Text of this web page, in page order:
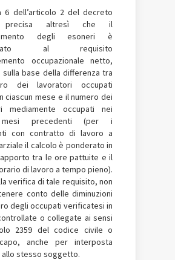
6 dell’articolo 2 del decreto
precisa altresì che il
degli esoneri è
al requisito
occupazionale netto,
sulla base della differenza tra
dei lavoratori occupati
ciascun mese e il numero dei
mediamente occupati nei
precedenti (per i
con contratto di lavoro a
il calcolo è ponderato in
tra le ore pattuite e il
di lavoro a tempo pieno).
verifica di tale requisito, non
conto delle diminuzioni
degli occupati verificatesi in
o collegate ai sensi
2359 del codice civile o
anche per interposta
allo stesso soggetto.